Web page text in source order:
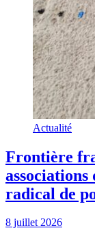
Actualité
Frontière
associations
radical de
8 juillet 2026